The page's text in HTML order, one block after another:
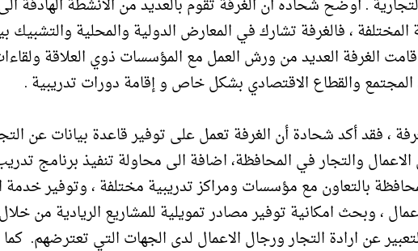
. أوضح شحاده أن الغرفة تقوم بالعديد من الانشطة الهادفة
، فالغرفة تشارك في المعارض الدولية والمحلية والتشبيك
الغرفة العديد من ورش العمل مع المؤسسات ذوي العلاقة
المجتمع والقطاع الاقتصادي بشكل خاص و إقامة دورات تدريبية .
، فقد أكد شحادة أن الغرفة تعمل على توفير قاعدة بيانات عن
والتجار في المحافظة، اضافة الى محاولة تنفيذ برنامج
بالتعاون مع مؤسسات ومراكز تدريبية مختلفة ، وتوفير
، وبحث امكانية توفير مصادر تمويلية للمشاريع الريادية من
عن ارادة التجار ورجال الاعمال لدى الجهات التي تعترضهم.